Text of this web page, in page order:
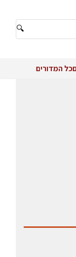
🔍
כל המדורים